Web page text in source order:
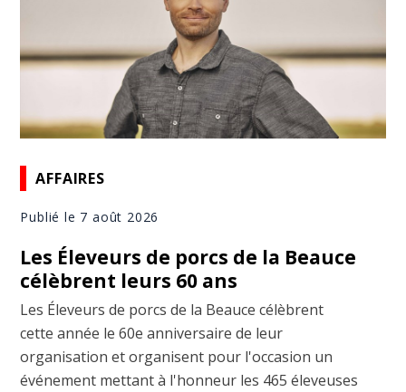
AFFAIRES
Publié le 7 août 2026
Les Éleveurs de porcs de la Beauce
célèbrent leurs 60 ans
Les Éleveurs de porcs de la Beauce célèbrent
cette année le 60e anniversaire de leur
organisation et organisent pour l'occasion un
événement mettant à l'honneur les 465 éleveuses